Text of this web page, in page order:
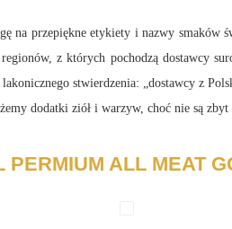
na przepiękne etykiety i nazwy
z których pochodzą dostawcy
stwierdzenia: „dostawcy z
dodatki ziół i warzyw, choć nie są
PERMIUM ALL MEAT